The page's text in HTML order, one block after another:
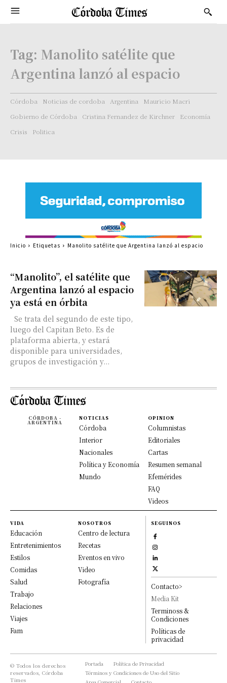
Tag: Manolito satélite que
Argentina lanzó al espacio
Córdoba Noticias de cordoba Argentina
Mauricio Macri
Gobierno de Córdoba
Cristina Fernandez de Kirchner
Economía
Crisis
Politica
“Manolito”, el satélite que
Argentina lanzó al espacio
ya está en órbita
Se trata del segundo de este tipo,
luego del Capitan Beto. Es de
plataforma abierta, y estará
disponible para universidades,
grupos de investigación y...
Inicio Etiquetas Manolito satélite que Argentina lanzó al espacio
CÓRDOBA -
ARGENTINA
NOTICIAS
Córdoba
Interior
Nacionales
Política y Economía
Mundo
OPINION
Columnistas
Editoriales
Cartas
Resumen semanal
Efemérides
FAQ
Videos
VIDA
Educación
Entretenimientos
Estilos
Comidas
Salud
Trabajo
Relaciones
Viajes
Fam
NOSOTROS
Centro de lectura
Recetas
Eventos en vivo
Video
Fotografía
SEGUINOS
Contacto>
Media Kit
Terminoss &
Condiciones
Políticas de
privacidad
© Todos los derechos
reservados, Córdoba
Times
Portada
Política de Privacidad
Términos y Condiciones de Uso del Sitio